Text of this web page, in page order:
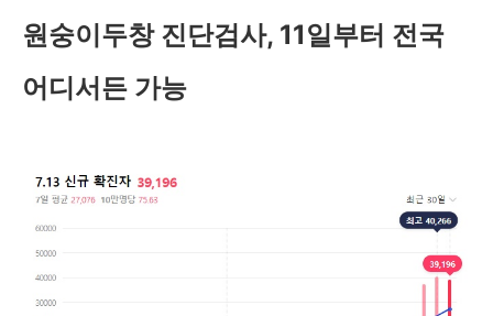
원숭이두창 진단검사, 11일부터 전국
어디서든 가능